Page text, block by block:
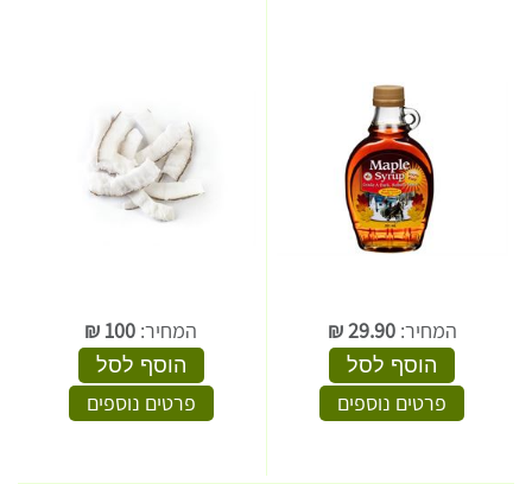
המחיר:29.90
₪
הוסף לסל
פרטים נוספים
המחיר: 100
₪
הוסף לסל
פרטים נוספים